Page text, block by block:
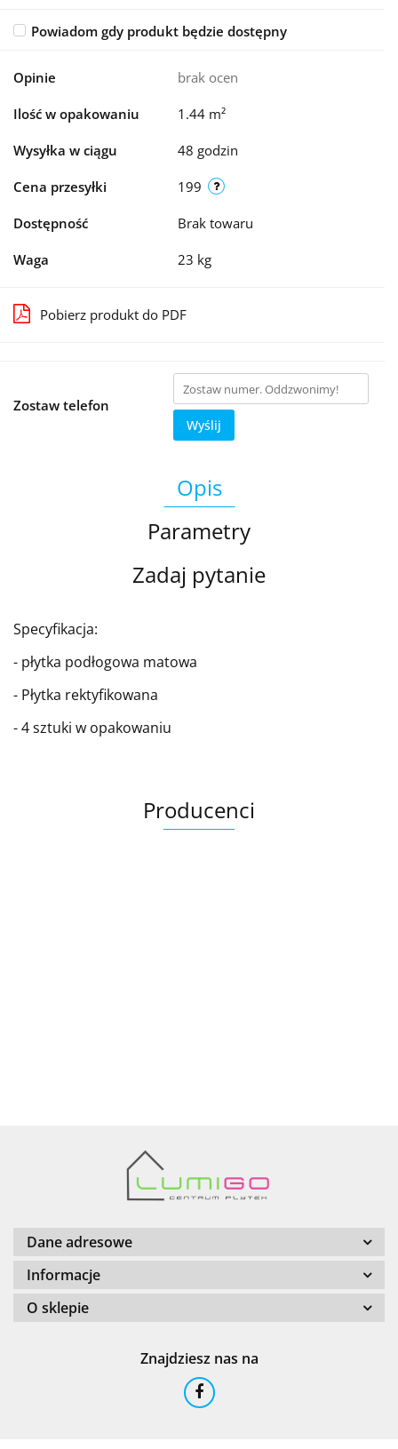
Powiadom gdy produkt będzie dostępny
Opinie brak ocen
Ilość w opakowaniu 1.44 m²
Wysyłka w ciągu 48 godzin
Cena przesyłki 199
Dostępność Brak towaru
Waga 23 kg
Pobierz produkt do PDF
Zostaw telefon
Wyślij
Opis
Parametry
Zadaj pytanie
Specyfikacja:
- płytka podłogowa matowa
- Płytka rektyfikowana
- 4 sztuki w opakowaniu
Producenci
Barwolf
Dane adresowe
Informacje
O sklepie
Znajdziesz nas na